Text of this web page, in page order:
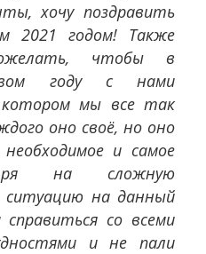
хочу поздравить
2021 годом! Также
чтобы в
году с нами
мы все так
оно своё, но оно
и самое
на сложную
ситуацию на данный
со всеми
и не пали